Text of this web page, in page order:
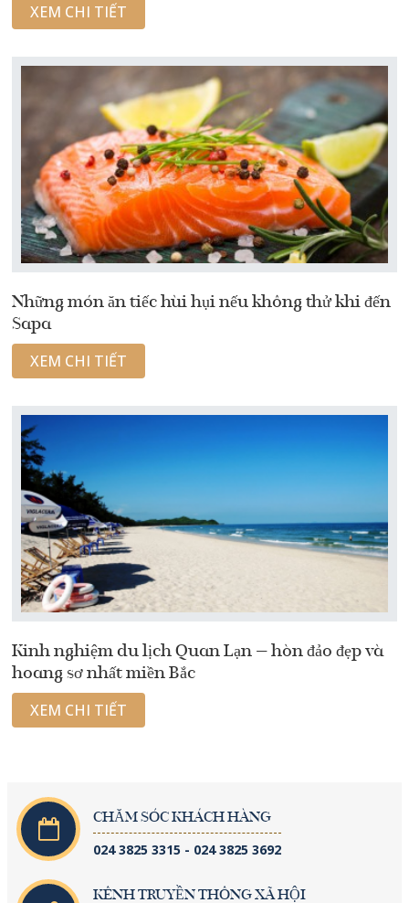
XEM CHI TIẾT
Những món ăn tiếc hùi hụi nếu không thử khi đến
Sapa
XEM CHI TIẾT
Kinh nghiệm du lịch Quan Lạn – hòn đảo đẹp và
hoang sơ nhất miền Bắc
XEM CHI TIẾT
CHĂM SÓC KHÁCH HÀNG
024 3825 3315 - 024 3825 3692
KÊNH TRUYỀN THÔNG XÃ HỘI